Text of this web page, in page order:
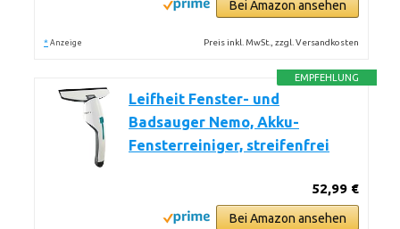
Bei Amazon ansehen
* Anzeige Preis inkl. MwSt., zzgl. Versandkosten
EMPFEHLUNG
Leifheit Fenster- und
Badsauger Nemo, Akku-
Fensterreiniger, streifenfrei
52,99 €
Bei Amazon ansehen